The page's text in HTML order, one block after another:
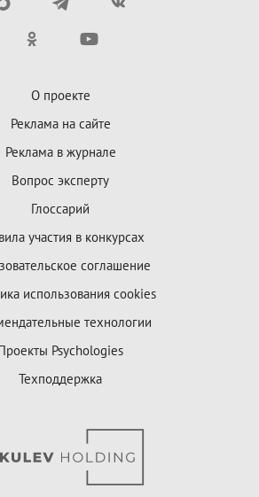
О проекте
Реклама на сайте
Реклама в журнале
Вопрос эксперту
Глоссарий
участия в конкурсах
соглашение
использования cookies
технологии
Psychologies
Техподдержка